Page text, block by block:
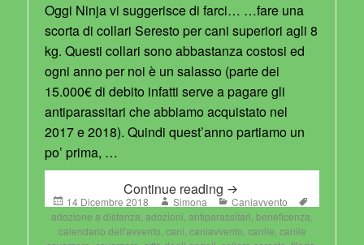
Oggi Ninja vi suggerisce di farci… …fare una
scorta di collari Seresto per cani superiori agli 8
kg. Questi collari sono abbastanza costosi ed
ogni anno per noi è un salasso (parte dei
15.000€ di debito infatti serve a pagare gli
antiparassitari che abbiamo acquistato nel
2017 e 2018). Quindi quest’anno partiamo un
po’ prima, …
Continue reading 15 Dicembre 2018
Posted
on
14 Dicembre 2018 Author
Simona Categories
Caniavvento
adozione a distanza adozioni antiparassitari beneficenza
calendario dell'avvento cani caniavvento canile canile